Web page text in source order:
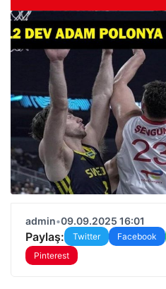
admin•09.09.2025 16:01
Paylaş: Twitter Facebook
Pinterest